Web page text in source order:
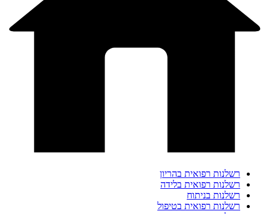
רשלנות רפואית בהריון
רשלנות רפואית בלידה
רשלנות בניתוח
רשלנות רפואית בטיפול